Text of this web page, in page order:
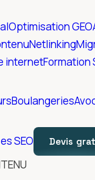
Optimisation GEO
Netlinking
internetFormation
Boulangeries
SEO Devis